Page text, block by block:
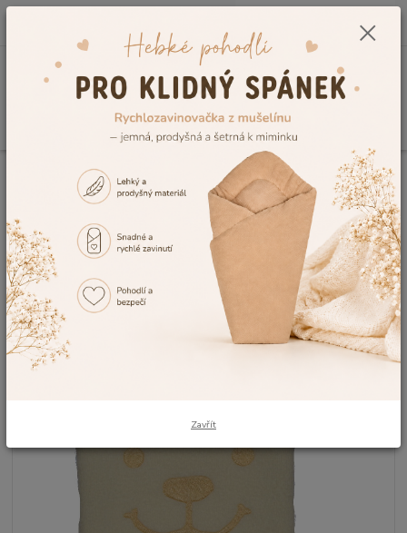
0,00 Kč
Kojenecké potřeby Koupání miminka Dětské žíňky
Dětská
žíňka Dětský svět maňásková modrá
Dětská žíňka Dětský svět
maňásková modrá
Zavřít